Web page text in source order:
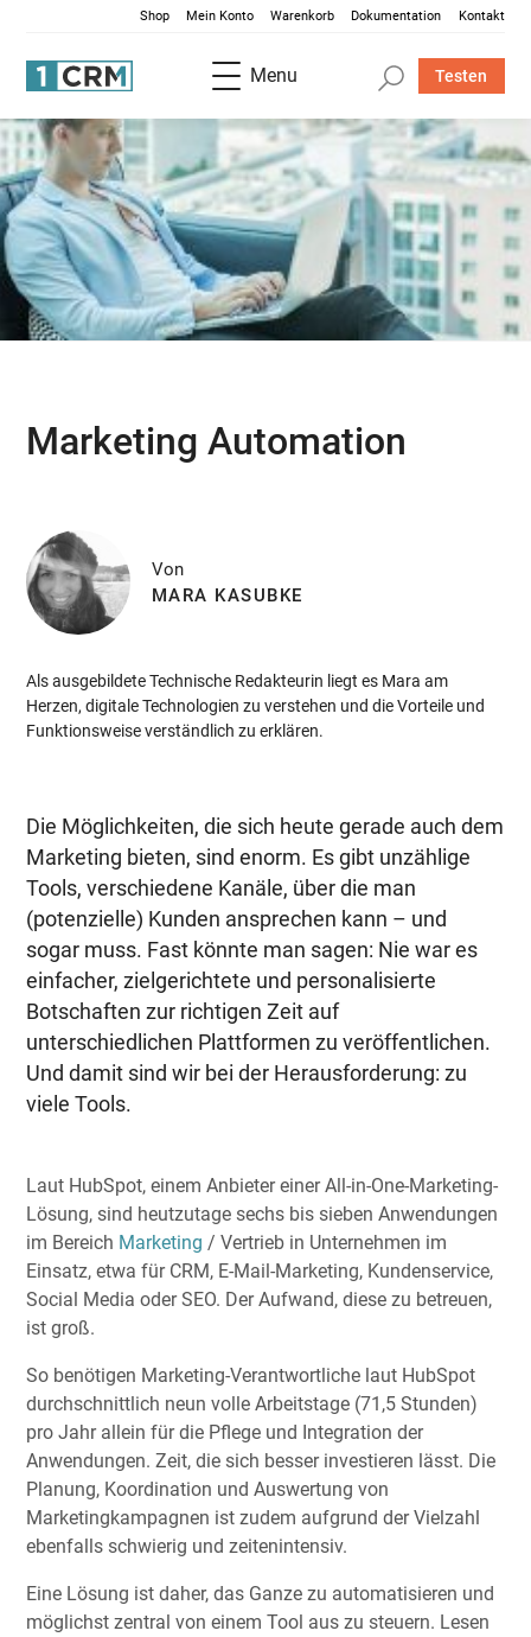
Shop Mein Konto Warenkorb Dokumentation Kontakt
Menu Testen
Marketing Automation
Die Möglichkeiten, die sich heute gerade auch dem
Marketing bieten, sind enorm. Es gibt unzählige
Tools, verschiedene Kanäle, über die man
(potenzielle) Kunden ansprechen kann – und
sogar muss. Fast könnte man sagen: Nie war es
einfacher, zielgerichtete und personalisierte
Botschaften zur richtigen Zeit auf
unterschiedlichen Plattformen zu veröffentlichen.
Und damit sind wir bei der Herausforderung: zu
viele Tools.
Von
MARA KASUBKE
Als ausgebildete Technische Redakteurin liegt es Mara am
Herzen, digitale Technologien zu verstehen und die Vorteile und
Funktionsweise verständlich zu erklären.
Laut HubSpot, einem Anbieter einer All-in-One-Marketing-
Lösung, sind heutzutage sechs bis sieben Anwendungen
im Bereich Marketing / Vertrieb in Unternehmen im
Einsatz, etwa für CRM, E-Mail-Marketing, Kundenservice,
Social Media oder SEO. Der Aufwand, diese zu betreuen,
ist groß.
So benötigen Marketing-Verantwortliche laut HubSpot
durchschnittlich neun volle Arbeitstage (71,5 Stunden)
pro Jahr allein für die Pflege und Integration der
Anwendungen. Zeit, die sich besser investieren lässt. Die
Planung, Koordination und Auswertung von
Marketingkampagnen ist zudem aufgrund der Vielzahl
ebenfalls schwierig und zeitenintensiv.
Eine Lösung ist daher, das Ganze zu automatisieren und
möglichst zentral von einem Tool aus zu steuern. Lesen